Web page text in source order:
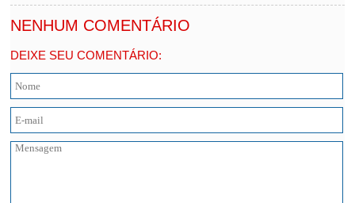
NENHUM COMENTÁRIO
DEIXE SEU COMENTÁRIO: